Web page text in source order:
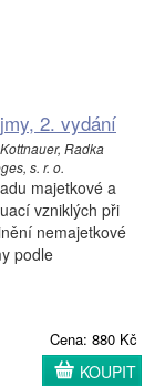
2. vydání
Radka
s. r. o.
majetkové a
vzniklých při
nemajetkové
podle
Cena: 880 Kč
KOUPIT